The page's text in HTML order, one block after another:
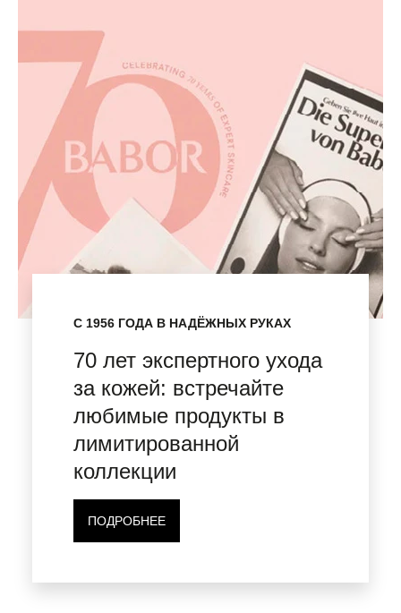
С 1956 ГОДА В НАДЁЖНЫХ РУКАХ
70 лет экспертного ухода
за кожей: встречайте
любимые продукты в
лимитированной
коллекции
ПОДРОБНЕЕ